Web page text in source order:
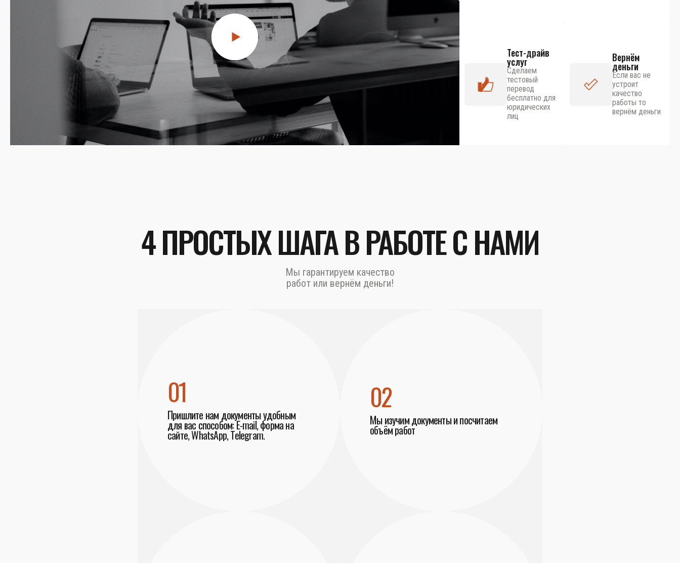
Тест-драйв
услуг
Сделаем
тестовый
перевод
бесплатно для
юридических
лиц
Вернём
деньги
Если вас не
устроит
качество
работы то
вернём деньги
4 ПРОСТЫХ ШАГА В РАБОТЕ С НАМИ
Мы гарантируем качество
работ или вернём деньги!
01
Пришлите нам документы удобным
для вас способом: E-mail, форма на
сайте, WhatsApp, Telegram.
02
Мы изучим документы и посчитаем
объём работ